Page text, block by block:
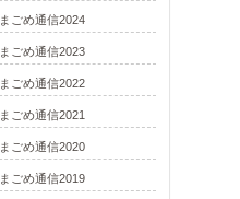
まごめ通信2024
まごめ通信2023
まごめ通信2022
まごめ通信2021
まごめ通信2020
まごめ通信2019